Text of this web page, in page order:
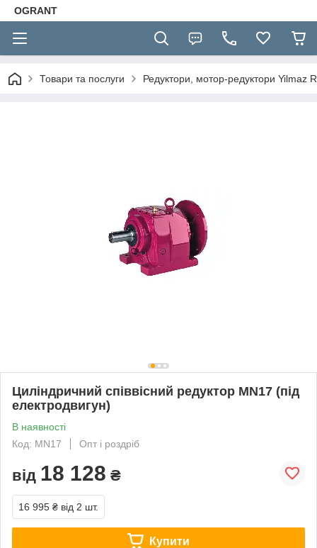
OGRANT
Товари та послуги Редуктори, мотор-редуктори Yilmaz
Циліндричний співвісний редуктор MN17 (під
електродвигун)
В наявності
Код: MN17
Опт і роздріб
від 18 128 ₴
16 995 ₴ від 2 шт.
Купити